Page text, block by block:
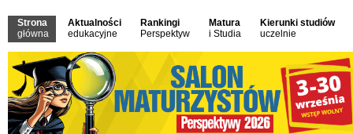
Strona
główna
Aktualności
edukacyjne
Rankingi
Perspektyw
Matura
i Studia
Kierunki studiów
uczelnie